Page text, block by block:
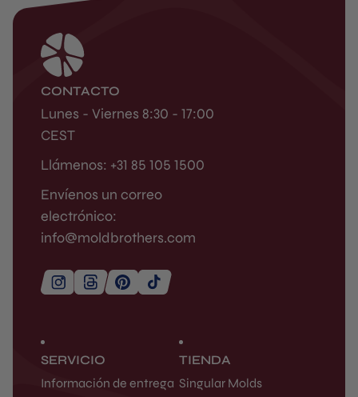
SERVICIO
Información de entrega
TIENDA
Singular Molds
CONTACTO
Lunes - Viernes 8:30 - 17:00
CEST
Llámenos: +31 85 105 1500
Envíenos un correo
electrónico:
info@moldbrothers.com